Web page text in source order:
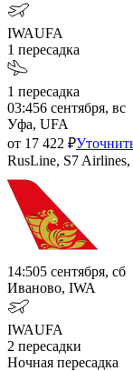
IWAUFA
1 пересадка
1 пересадка
03:456 сентября, вс
Уфа, UFA
от 17 422 ₽
RusLine, S7
14:505 сентября, сб
Иваново, IWA
IWAUFA
2 пересадки
Ночная пересадка